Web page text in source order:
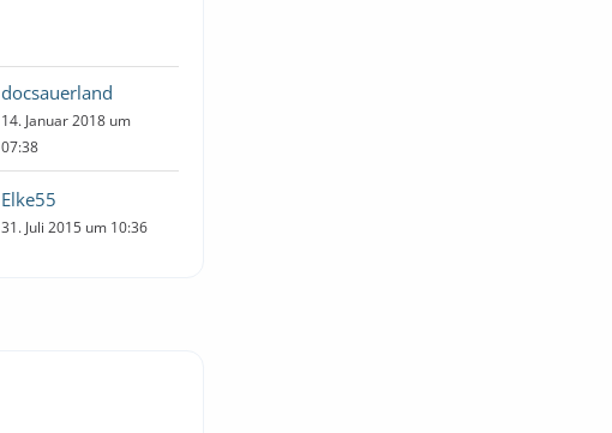
docsauerland
14. Januar 2018 um
07:38
Elke55
31. Juli 2015 um 10:36